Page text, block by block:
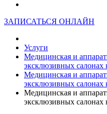
ЗАПИСАТЬСЯ ОНЛАЙН
Услуги
Медицинская и
эксклюзивных салонах
Медицинская и
эксклюзивных салонах
Медицинская и
эксклюзивных салонах